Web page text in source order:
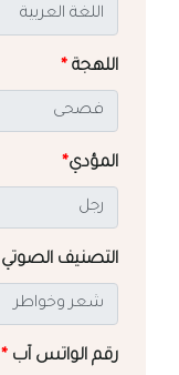
اللهجة *
المؤدي*
التصنيف الصوتي
رقم الواتس آب *